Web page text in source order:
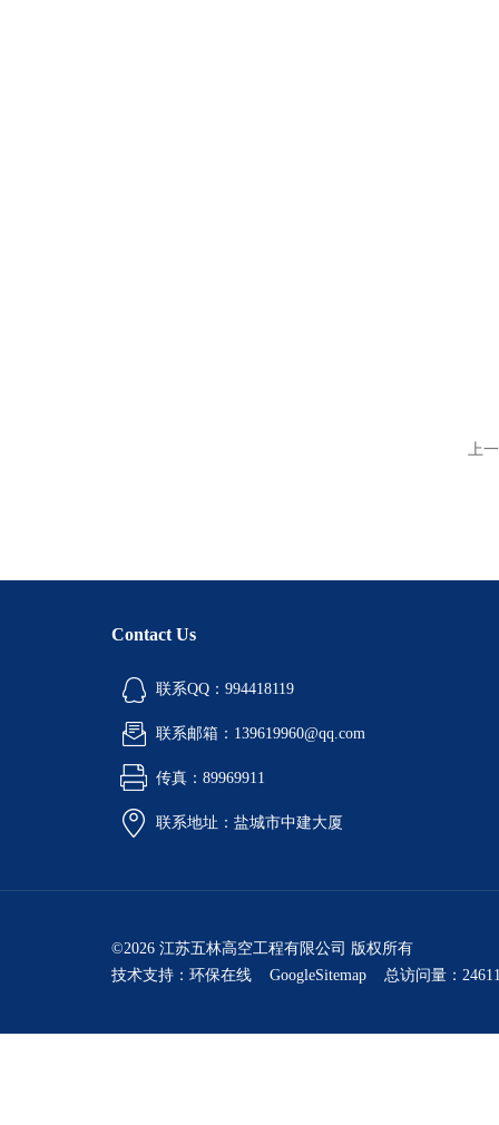
上
Contact Us
联系QQ：994418119
联系邮箱：139619960@qq.com
传真：89969911
联系地址：盐城市中建大厦
©2026 江苏五林高空工程有限公司 版权所有
技术支持： 环保在线 GoogleSitemap 总访问量：